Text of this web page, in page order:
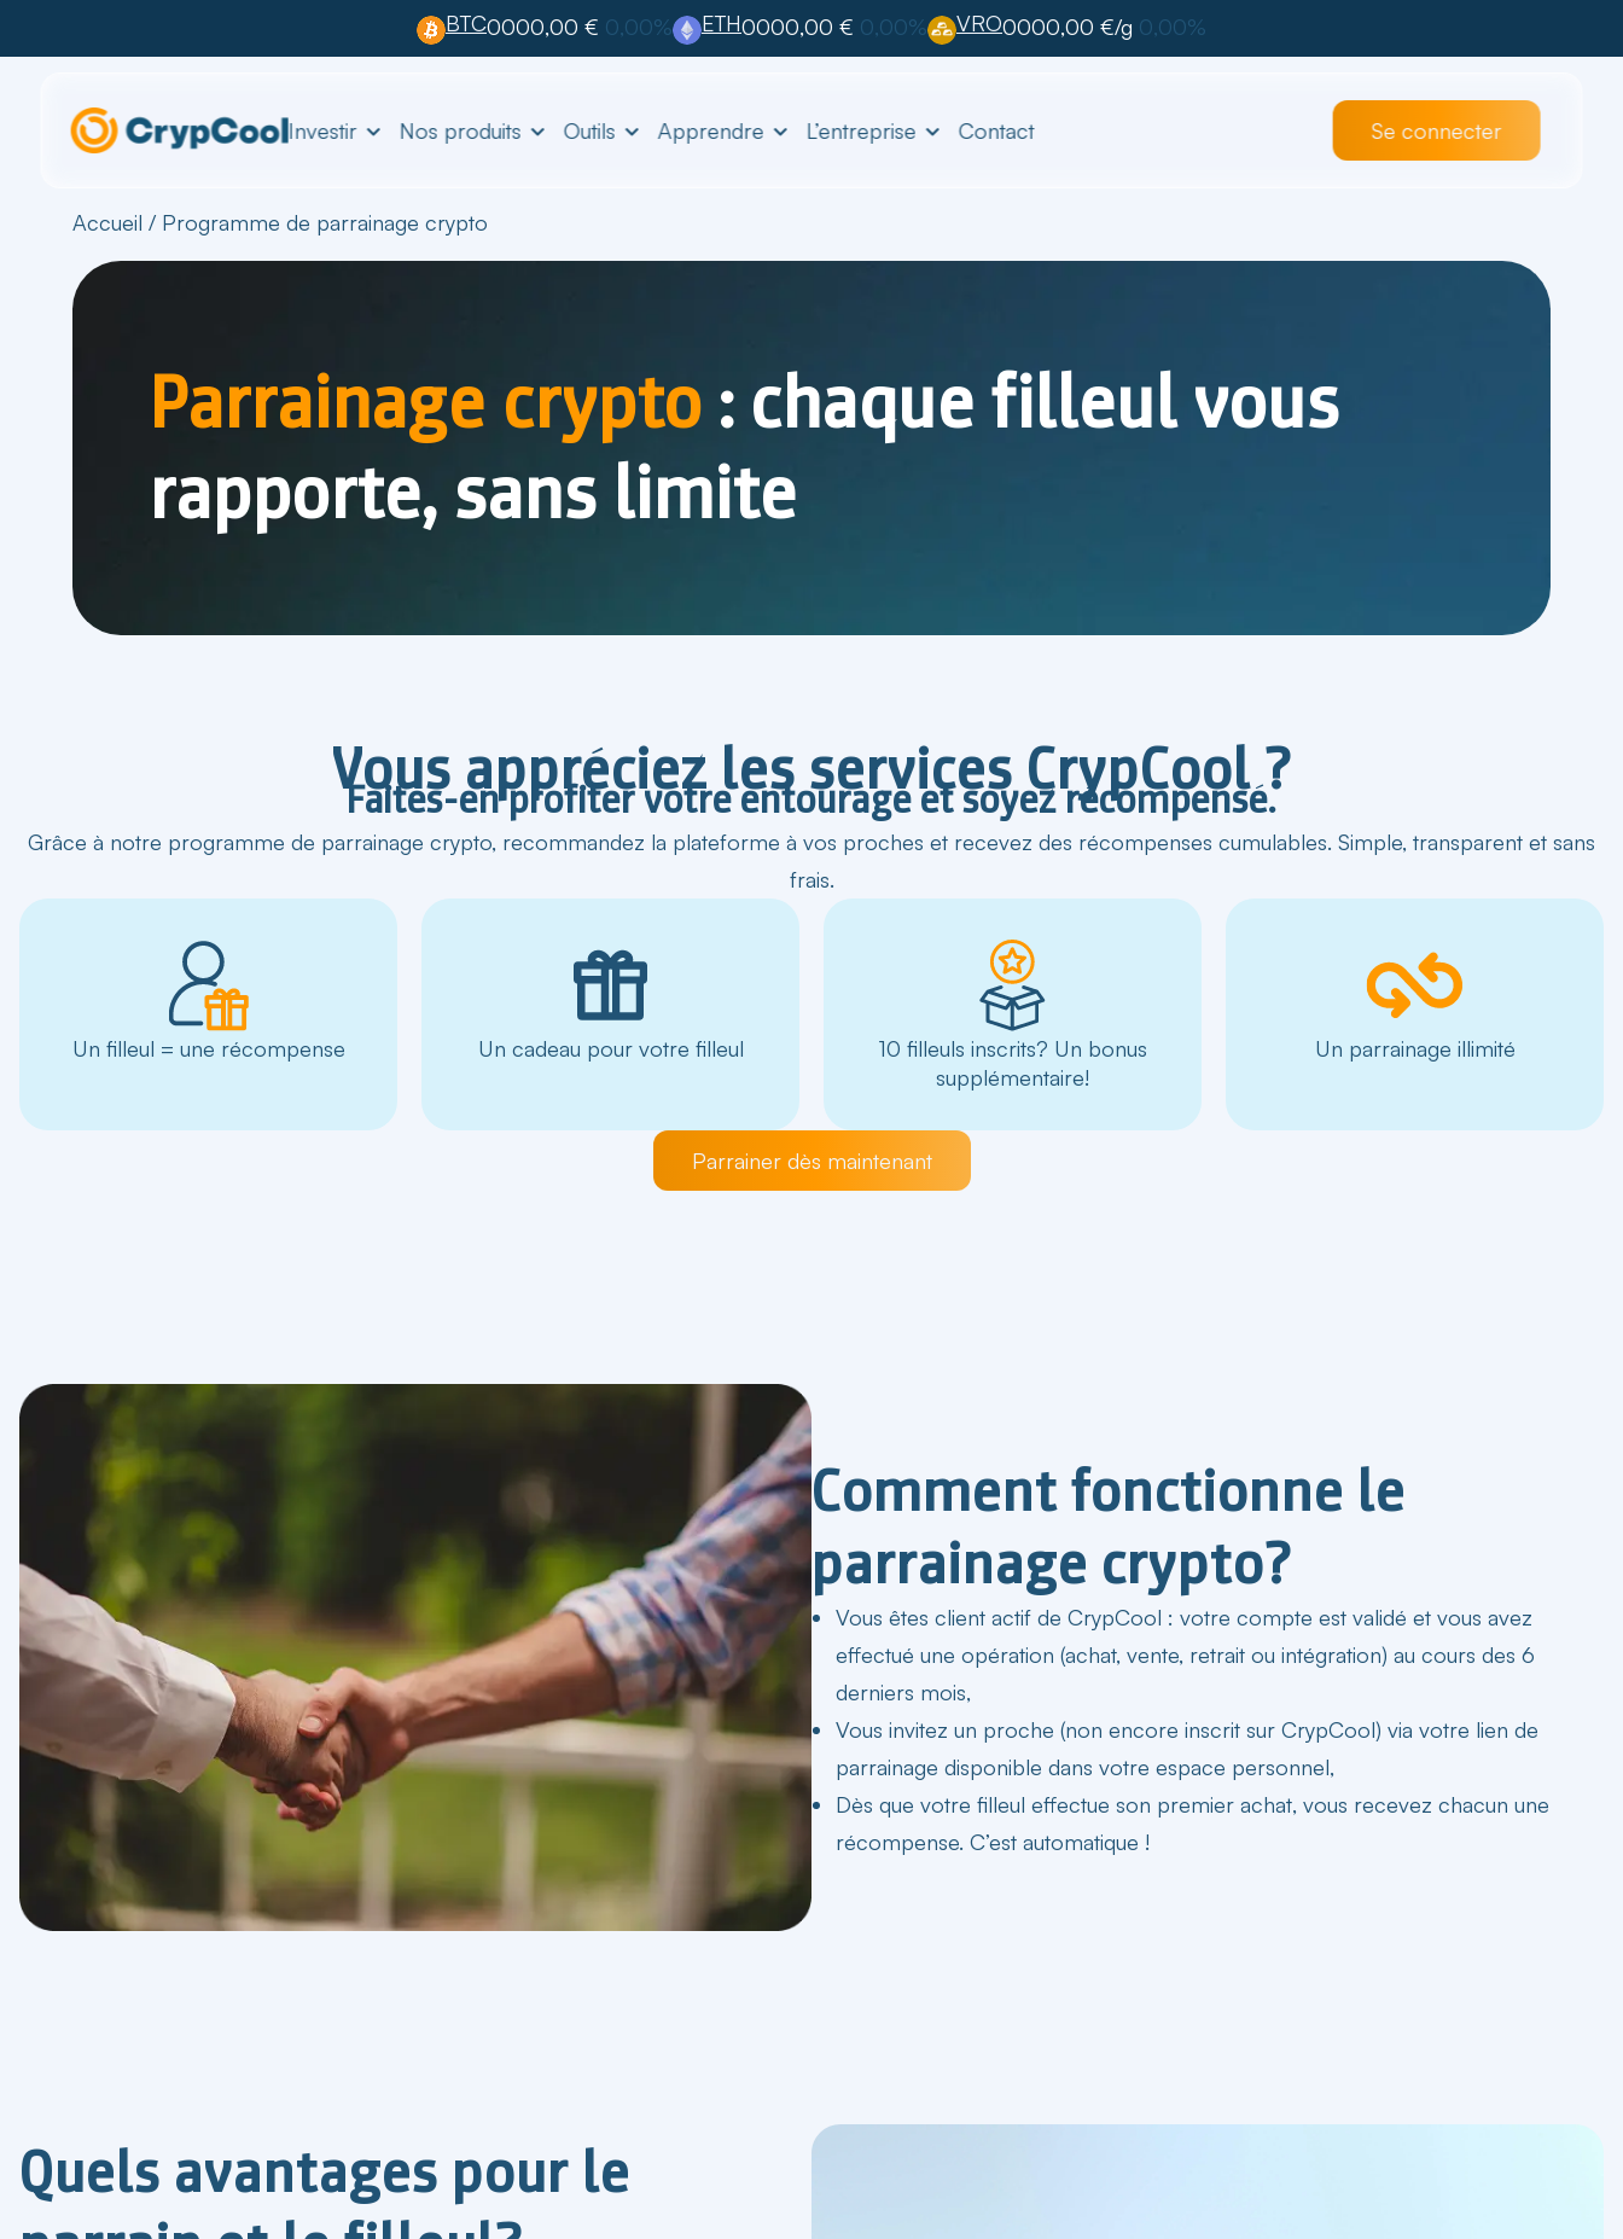
BTC0000,00 € 0,00% ETH0000,00 € 0,00% VRO0000,00 €/g 0,00%
Investir Nos produits Outils Apprendre L’entreprise Contact Se connecter
Accueil / Programme de parrainage crypto
Parrainage crypto : chaque filleul vous
rapporte, sans limite
Vous appréciez les services CrypCool ?
Faites-en profiter votre entourage et soyez récompensé.
Grâce à notre programme de parrainage crypto, recommandez la plateforme à vos proches et recevez des récompenses cumulables. Simple, transparent et sans
frais.
Un filleul = une récompense Un cadeau pour votre filleul
10 filleuls inscrits? Un bonus
supplémentaire!
Un parrainage illimité
Parrainer dès maintenant
Comment fonctionne le
parrainage crypto?
Vous êtes client actif de CrypCool : votre compte est validé et vous avez
effectué une opération (achat, vente, retrait ou intégration) au cours des 6
derniers mois,
Vous invitez un proche (non encore inscrit sur CrypCool) via votre lien de
parrainage disponible dans votre espace personnel,
Dès que votre filleul effectue son premier achat, vous recevez chacun une
récompense. C’est automatique !
Quels avantages pour le